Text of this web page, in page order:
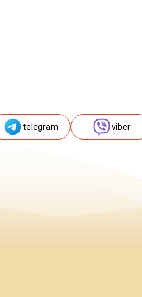
telegram viber